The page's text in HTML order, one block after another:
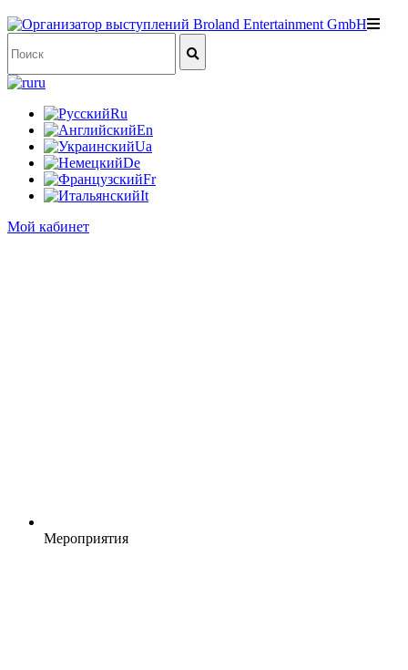
ru
Ru
En
Ua
De
Fr
It
Мой кабинет
Мероприятия